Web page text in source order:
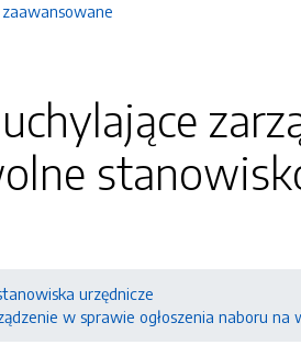
urzędnicze
w sprawie ogłoszenia naboru